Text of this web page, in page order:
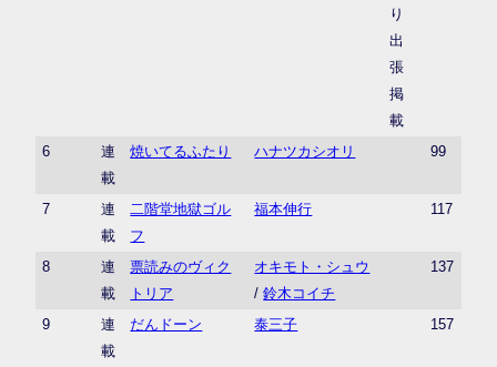
り
出
張
掲
載
6
連
載
焼いてるふたり ハナツカシオリ 99
7
連
載
二階堂地獄ゴル
フ
福本伸行 117
8
連
載
票読みのヴィク
トリア
オキモト・シュウ
/鈴木コイチ
137
9
連
載
だんドーン 泰三子 157